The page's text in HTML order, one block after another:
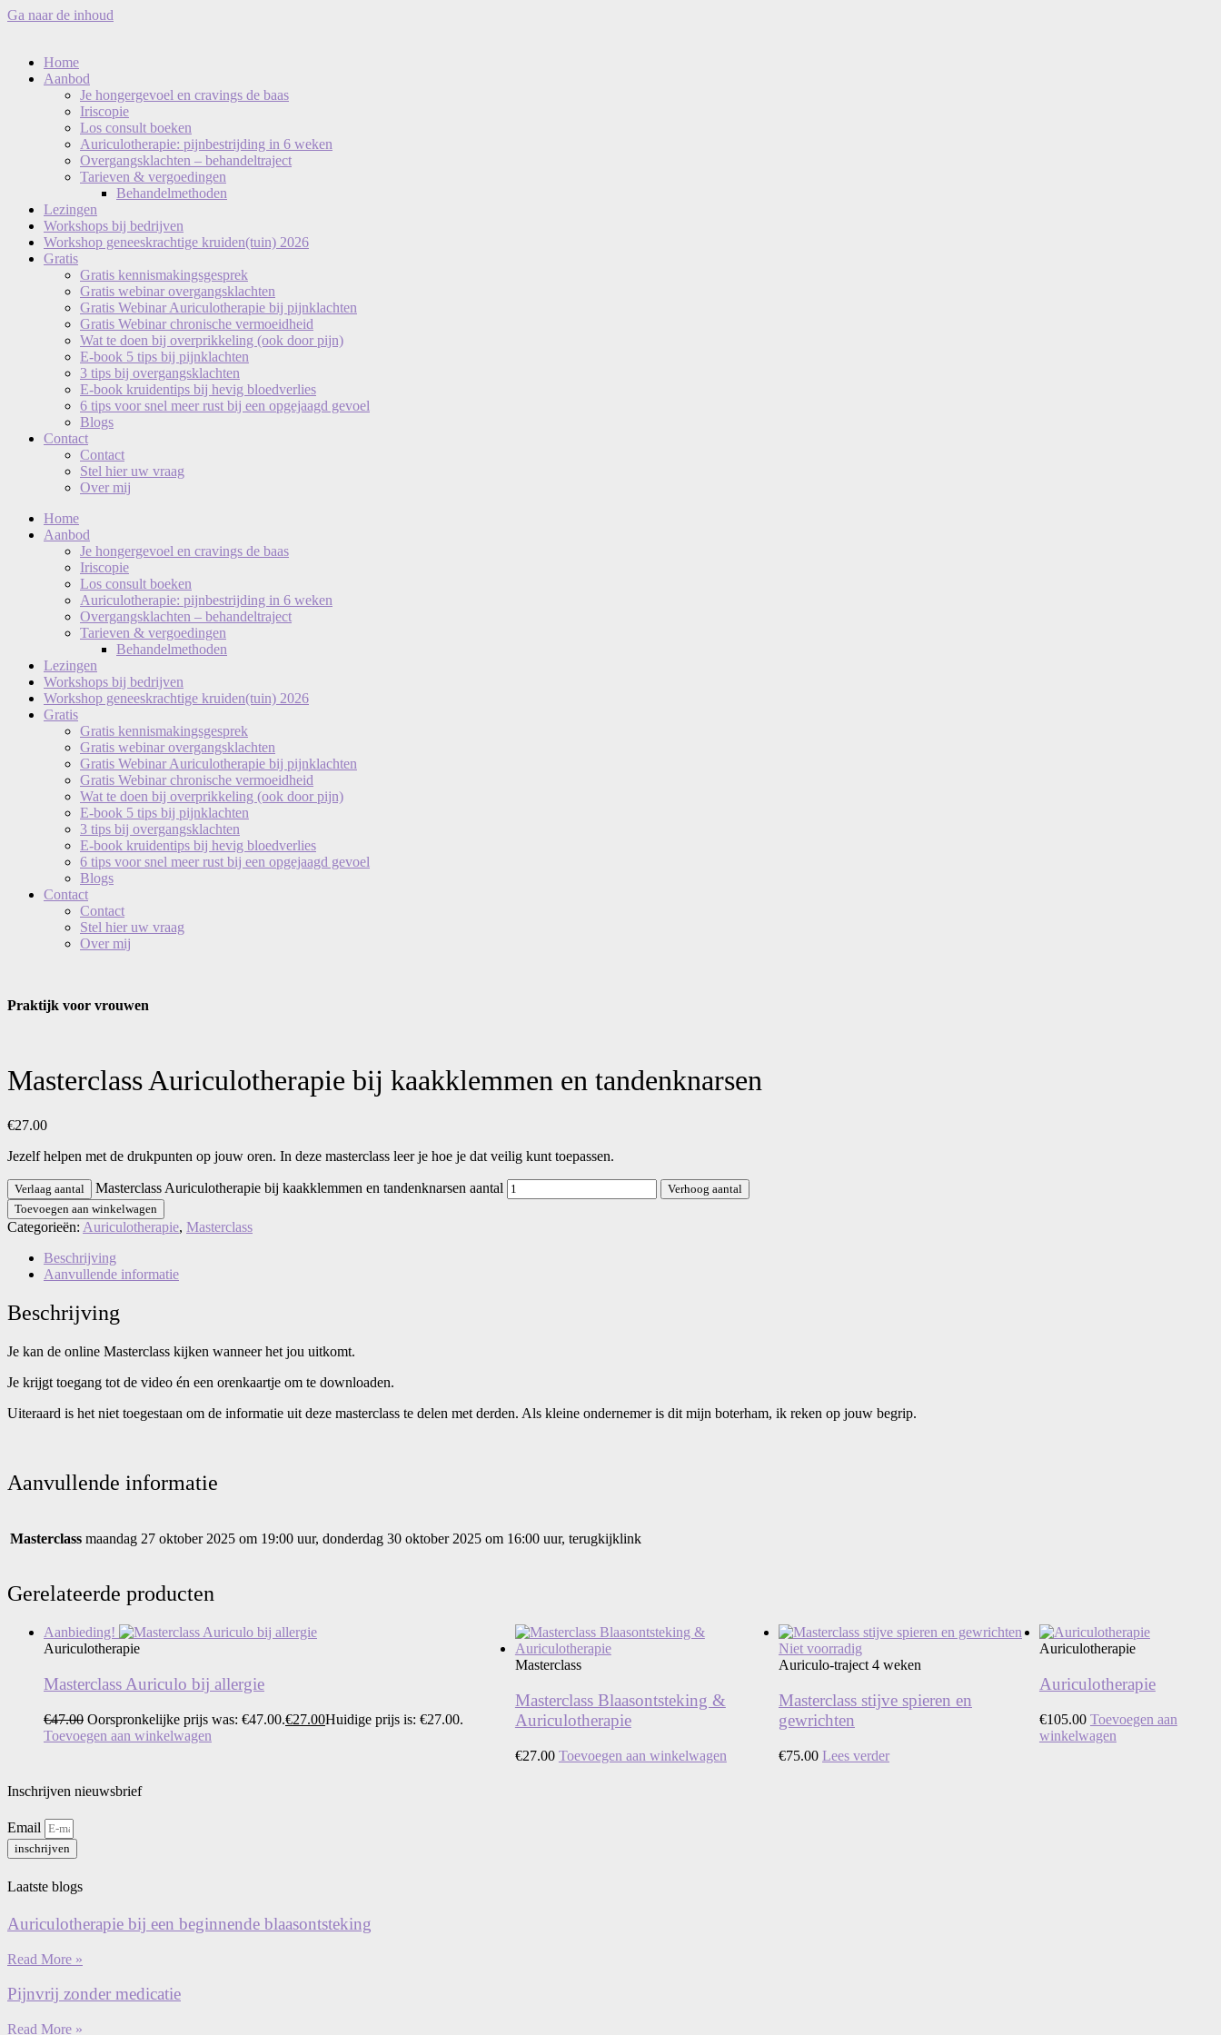
Ga naar de inhoud
Home
Aanbod
Je hongergevoel en cravings de baas
Iriscopie
Los consult boeken
Auriculotherapie: pijnbestrijding in 6 weken
Overgangsklachten – behandeltraject
Tarieven & vergoedingen
Behandelmethoden
Lezingen
Workshops bij bedrijven
Workshop geneeskrachtige kruiden(tuin) 2026
Gratis
Gratis kennismakingsgesprek
Gratis webinar overgangsklachten
Gratis Webinar Auriculotherapie bij pijnklachten
Gratis Webinar chronische vermoeidheid
Wat te doen bij overprikkeling (ook door pijn)
E-book 5 tips bij pijnklachten
3 tips bij overgangsklachten
E-book kruidentips bij hevig bloedverlies
6 tips voor snel meer rust bij een opgejaagd gevoel
Blogs
Contact
Contact
Stel hier uw vraag
Over mij
Home
Aanbod
Je hongergevoel en cravings de baas
Iriscopie
Los consult boeken
Auriculotherapie: pijnbestrijding in 6 weken
Overgangsklachten – behandeltraject
Tarieven & vergoedingen
Behandelmethoden
Lezingen
Workshops bij bedrijven
Workshop geneeskrachtige kruiden(tuin) 2026
Gratis
Gratis kennismakingsgesprek
Gratis webinar overgangsklachten
Gratis Webinar Auriculotherapie bij pijnklachten
Gratis Webinar chronische vermoeidheid
Wat te doen bij overprikkeling (ook door pijn)
E-book 5 tips bij pijnklachten
3 tips bij overgangsklachten
E-book kruidentips bij hevig bloedverlies
6 tips voor snel meer rust bij een opgejaagd gevoel
Blogs
Contact
Contact
Stel hier uw vraag
Over mij
Praktijk voor vrouwen
Masterclass Auriculotherapie bij kaakklemmen en tandenknarsen
€27.00
Jezelf helpen met de drukpunten op jouw oren. In deze masterclass leer je hoe je dat veilig kunt toepassen.
Verlaag aantal Masterclass Auriculotherapie bij kaakklemmen en tandenknarsen aantal
Verhoog aantal
Toevoegen aan winkelwagen
Categorieën: Auriculotherapie, Masterclass
Beschrijving
Aanvullende informatie
Beschrijving
Je kan de online Masterclass kijken wanneer het jou uitkomt.
Je krijgt toegang tot de video én een orenkaartje om te downloaden.
Uiteraard is het niet toegestaan om de informatie uit deze masterclass te delen met derden. Als kleine ondernemer is dit mijn boterham, ik reken op jouw begrip.
Aanvullende informatie
Masterclass maandag 27 oktober 2025 om 19:00 uur, donderdag 30 oktober 2025 om 16:00 uur, terugkijklink
Gerelateerde producten
Aanbieding!
Auriculotherapie
Masterclass Auriculo bij allergie
€47.00 Oorspronkelijke prijs was: €47.00.€27.00Huidige prijs is: €27.00.
Toevoegen aan winkelwagen
Masterclass
Masterclass Blaasontsteking &
Auriculotherapie
€27.00 Toevoegen aan winkelwagen
Niet voorradig
Auriculo-traject 4 weken
Masterclass stijve spieren en
gewrichten
€75.00 Lees verder
Auriculotherapie
Auriculotherapie
€105.00 Toevoegen aan
winkelwagen
Inschrijven nieuwsbrief
Email
inschrijven
Laatste blogs
Auriculotherapie bij een beginnende blaasontsteking
Read More »
Pijnvrij zonder medicatie
Read More »